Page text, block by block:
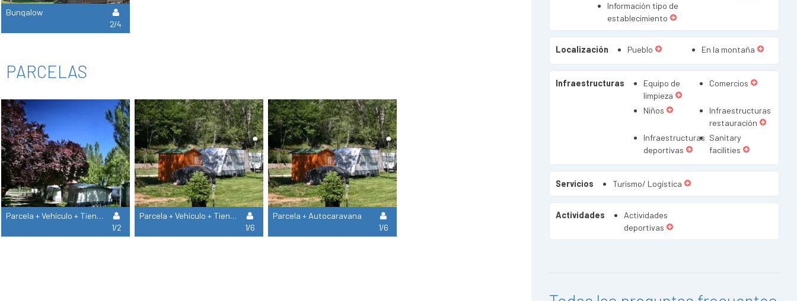
Bungalow
2/4
PARCELAS
Parcela + Vehículo + Tienda Pequeña
1/2
Parcela + Vehículo + Tienda/Caravana
1/6
Parcela + Autocaravana
1/6
Información tipo de
establecimiento
Localización Pueblo En la montaña
Infraestructuras
Equipo de
limpieza
Comercios
Niños
Infraestructuras
restauración
Infraestructuras
deportivas
Sanitary
facilities
Servicios Turismo/ Logística
Actividades
Actividades
deportivas